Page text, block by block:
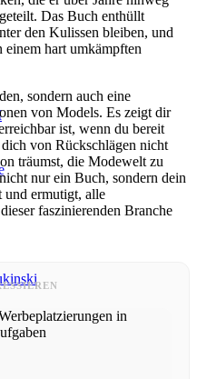
Das Buch enthüllt
den Kulissen bleiben, und
hart umkämpften
sondern auch eine
von Models. Es zeigt dir
ist, wenn du bereit
von Rückschlägen nicht
träumst, die Modewelt zu
nur ein Buch, sondern dein
und ermutigt, alle
faszinierenden Branche